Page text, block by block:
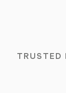
TRUSTED